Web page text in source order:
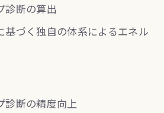
診断の算出
基づく独自の体系によるエネル
診断の精度向上